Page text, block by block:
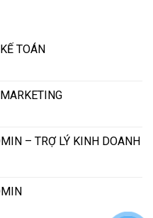
TOÁN
– TRỢ LÝ KINH DOANH